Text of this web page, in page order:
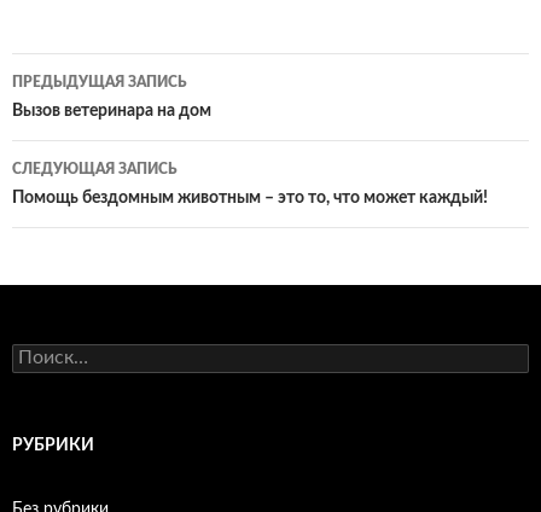
Навигация
по
записям
ПРЕДЫДУЩАЯ ЗАПИСЬ
Вызов ветеринара на дом
СЛЕДУЮЩАЯ ЗАПИСЬ
Помощь бездомным животным – это то, что может каждый!
Н
а
иРУБРИКИ